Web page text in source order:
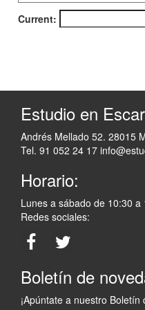
Current:
Estudio en
Andrés Mellado 52. 28015
Tel. 91 052 24 17
Horario:
Lunes a sábado de 10:30
Redes sociales:
Boletín de
¡Apúntate a nuestro Boletín